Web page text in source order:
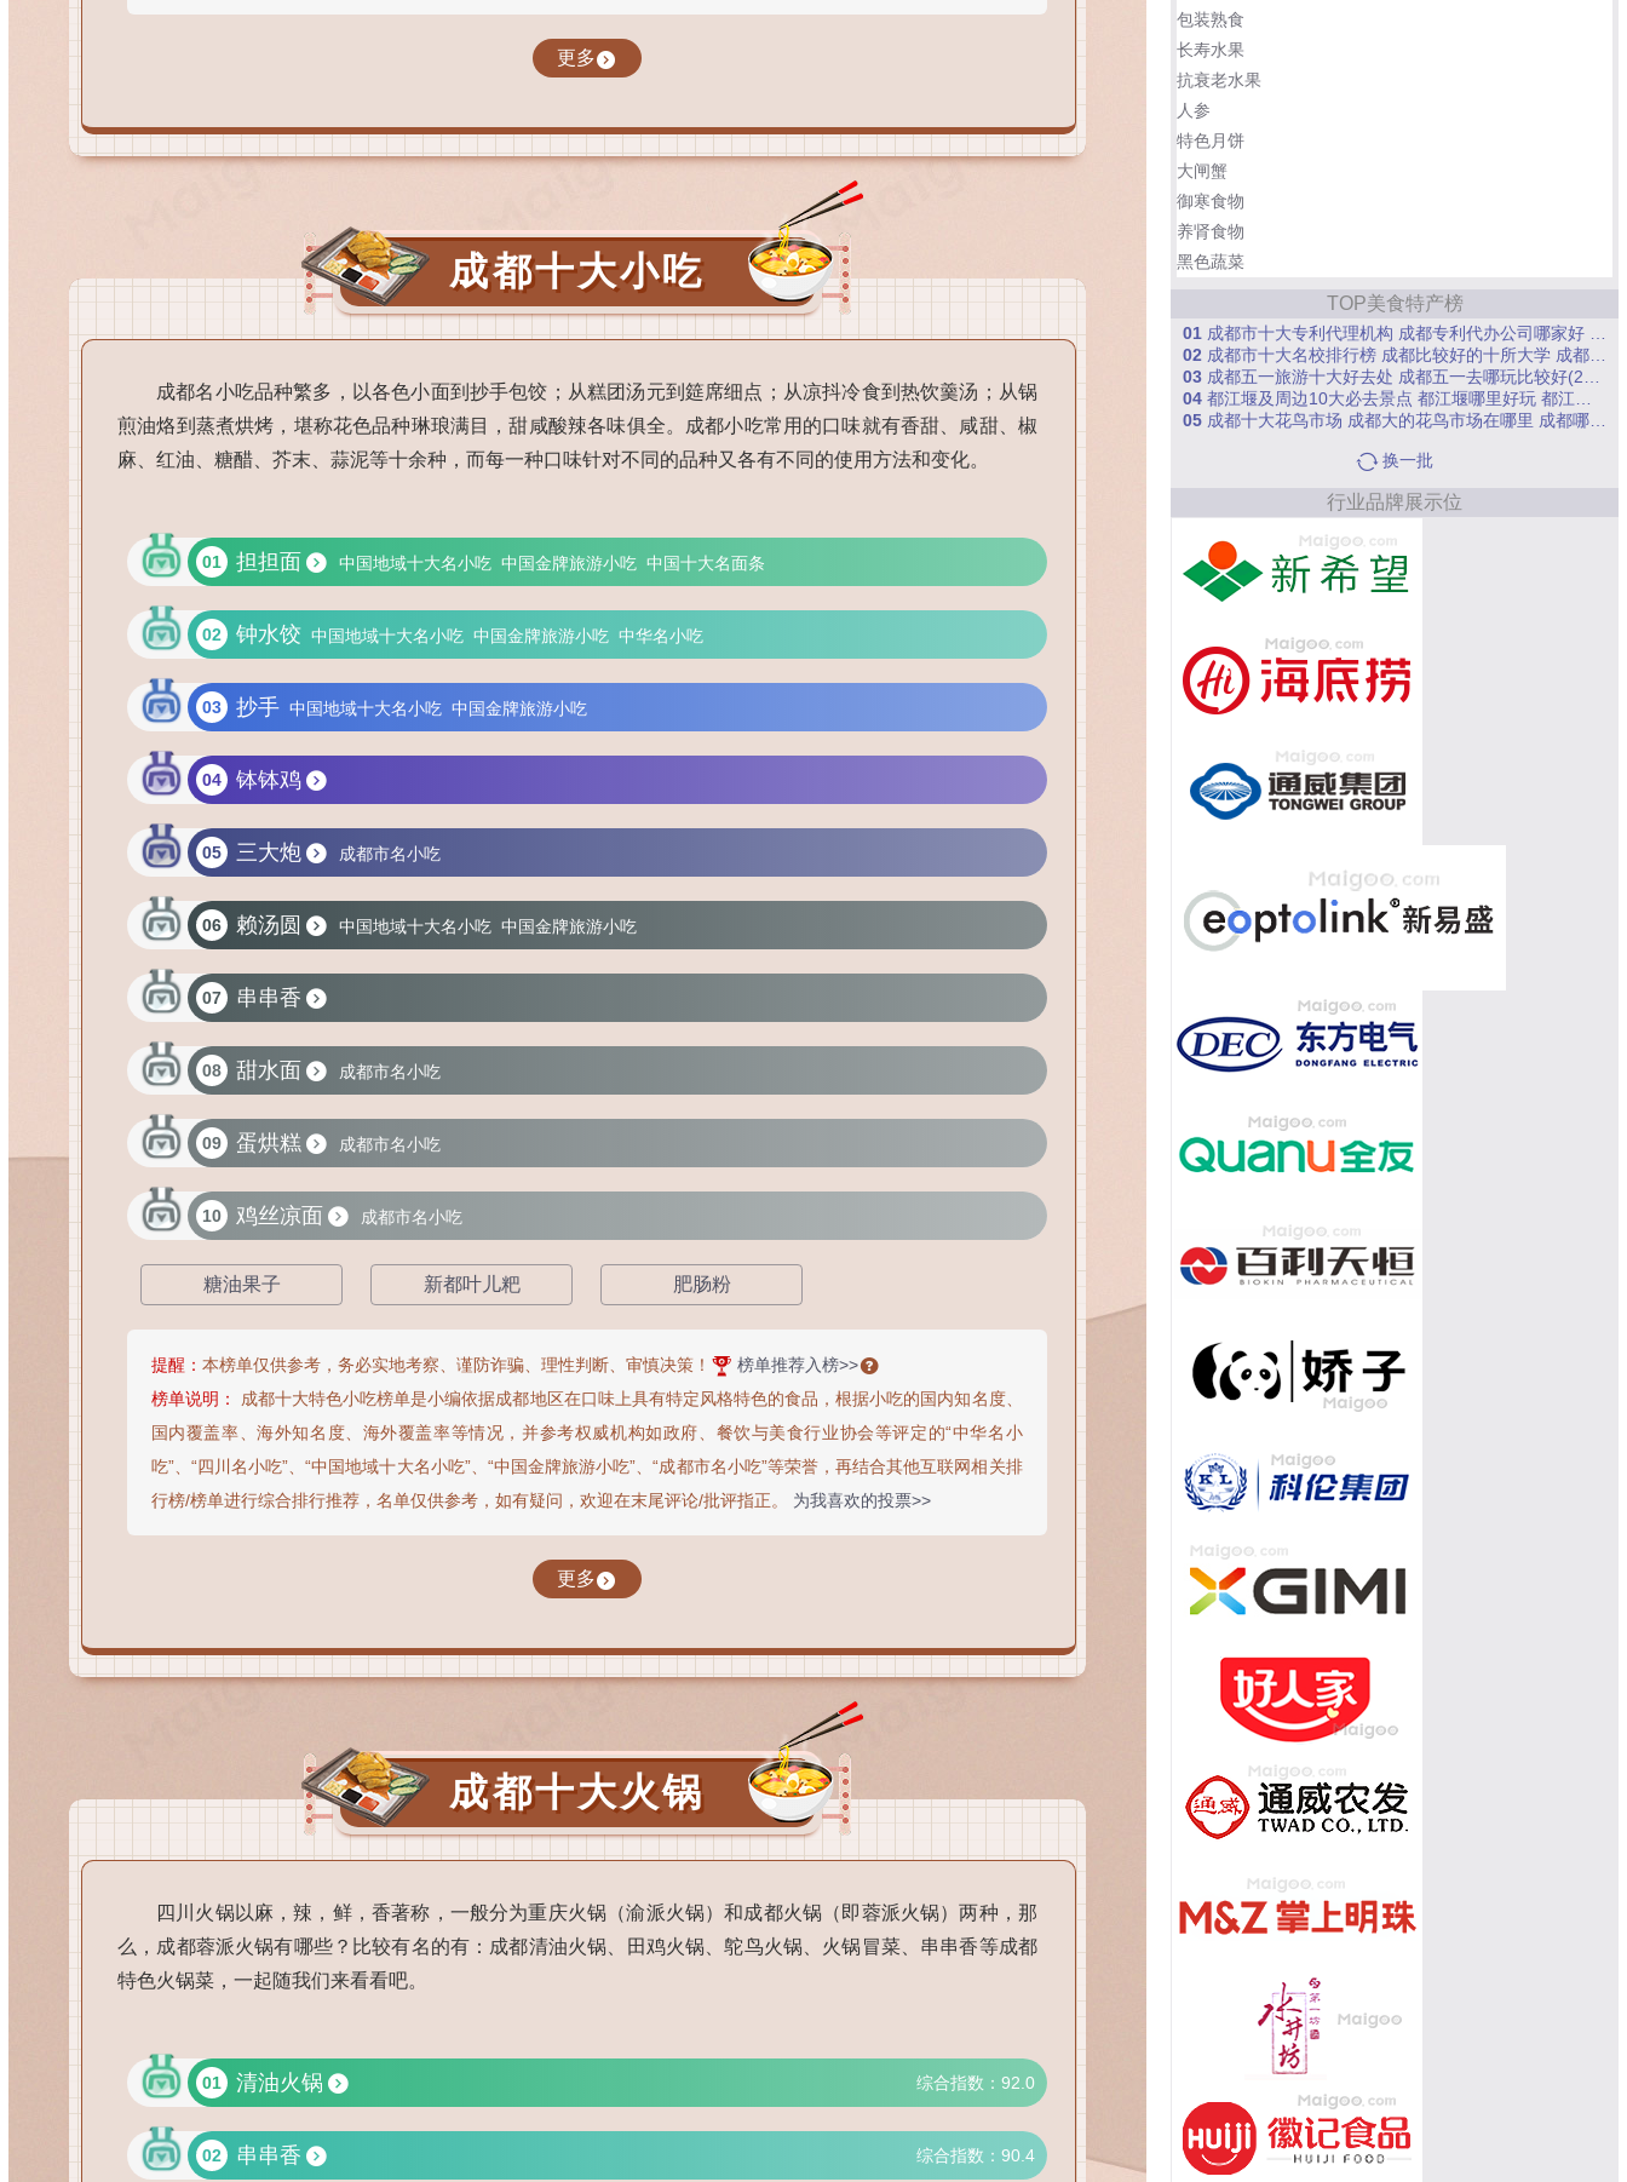
更多
成都十大小吃
成都名小吃品种繁多，以各色小面到抄手包饺；从糕团汤元到筵席细点；从凉抖冷食到热饮羹汤；从锅
煎油烙到蒸煮烘烤，堪称花色品种琳琅满目，甜咸酸辣各味俱全。成都小吃常用的口味就有香甜、咸甜、椒
麻、红油、糖醋、芥末、蒜泥等十余种，而每一种口味针对不同的品种又各有不同的使用方法和变化。
01 担担面 中国地域十大名小吃 中国金牌旅游小吃 中国十大名面条
02 钟水饺 中国地域十大名小吃 中国金牌旅游小吃 中华名小吃
03 抄手 中国地域十大名小吃 中国金牌旅游小吃
04 钵钵鸡
05 三大炮 成都市名小吃
06 赖汤圆 中国地域十大名小吃 中国金牌旅游小吃
07 串串香
08 甜水面 成都市名小吃
09 蛋烘糕 成都市名小吃
10 鸡丝凉面 成都市名小吃
糖油果子 新都叶儿粑 肥肠粉
提醒： 本榜单仅供参考，务必实地考察、谨防诈骗、理性判断、审慎决策！
榜单推荐入榜>>
榜单说明：
成都十大特色小吃榜单是小编依据成都地区在口味上具有特定风格特色的食品，根据小吃的国内知名度、
国内覆盖率、海外知名度、海外覆盖率等情况，并参考权威机构如政府、餐饮与美食行业协会等评定的“中华名小
吃”、“四川名小吃”、“中国地域十大名小吃”、“中国金牌旅游小吃”、“成都市名小吃”等荣誉，再结合其他互联网相关排
行榜/榜单进行综合排行推荐，名单仅供参考，如有疑问，欢迎在末尾评论/批评指正。 为我喜欢的投票>>
更多
成都十大火锅
四川火锅以麻，辣，鲜，香著称，一般分为重庆火锅（渝派火锅）和成都火锅（即蓉派火锅）两种，那
么，成都蓉派火锅有哪些？比较有名的有：成都清油火锅、田鸡火锅、鸵鸟火锅、火锅冒菜、串串香等成都
特色火锅菜，一起随我们来看看吧。
01 清油火锅 综合指数：92.0
02 串串香 综合指数：90.4
包装熟食
长寿水果
抗衰老水果
人参
特色月饼
大闸蟹
御寒食物
养肾食物
黑色蔬菜
TOP美食特产榜
01 成都市十大专利代理机构 成都专利代办公司哪家好 成都专利代理公司排行榜
02 成都市十大名校排行榜 成都比较好的十所大学 成都市有名的高校(2026)
03 成都五一旅游十大好去处 成都五一去哪玩比较好(2026)
04 都江堰及周边10大必去景点 都江堰哪里好玩 都江堰及周边著名景点[2026]
05 成都十大花鸟市场 成都大的花鸟市场在哪里 成都哪个花鸟市场较大
换一批
行业品牌展示位